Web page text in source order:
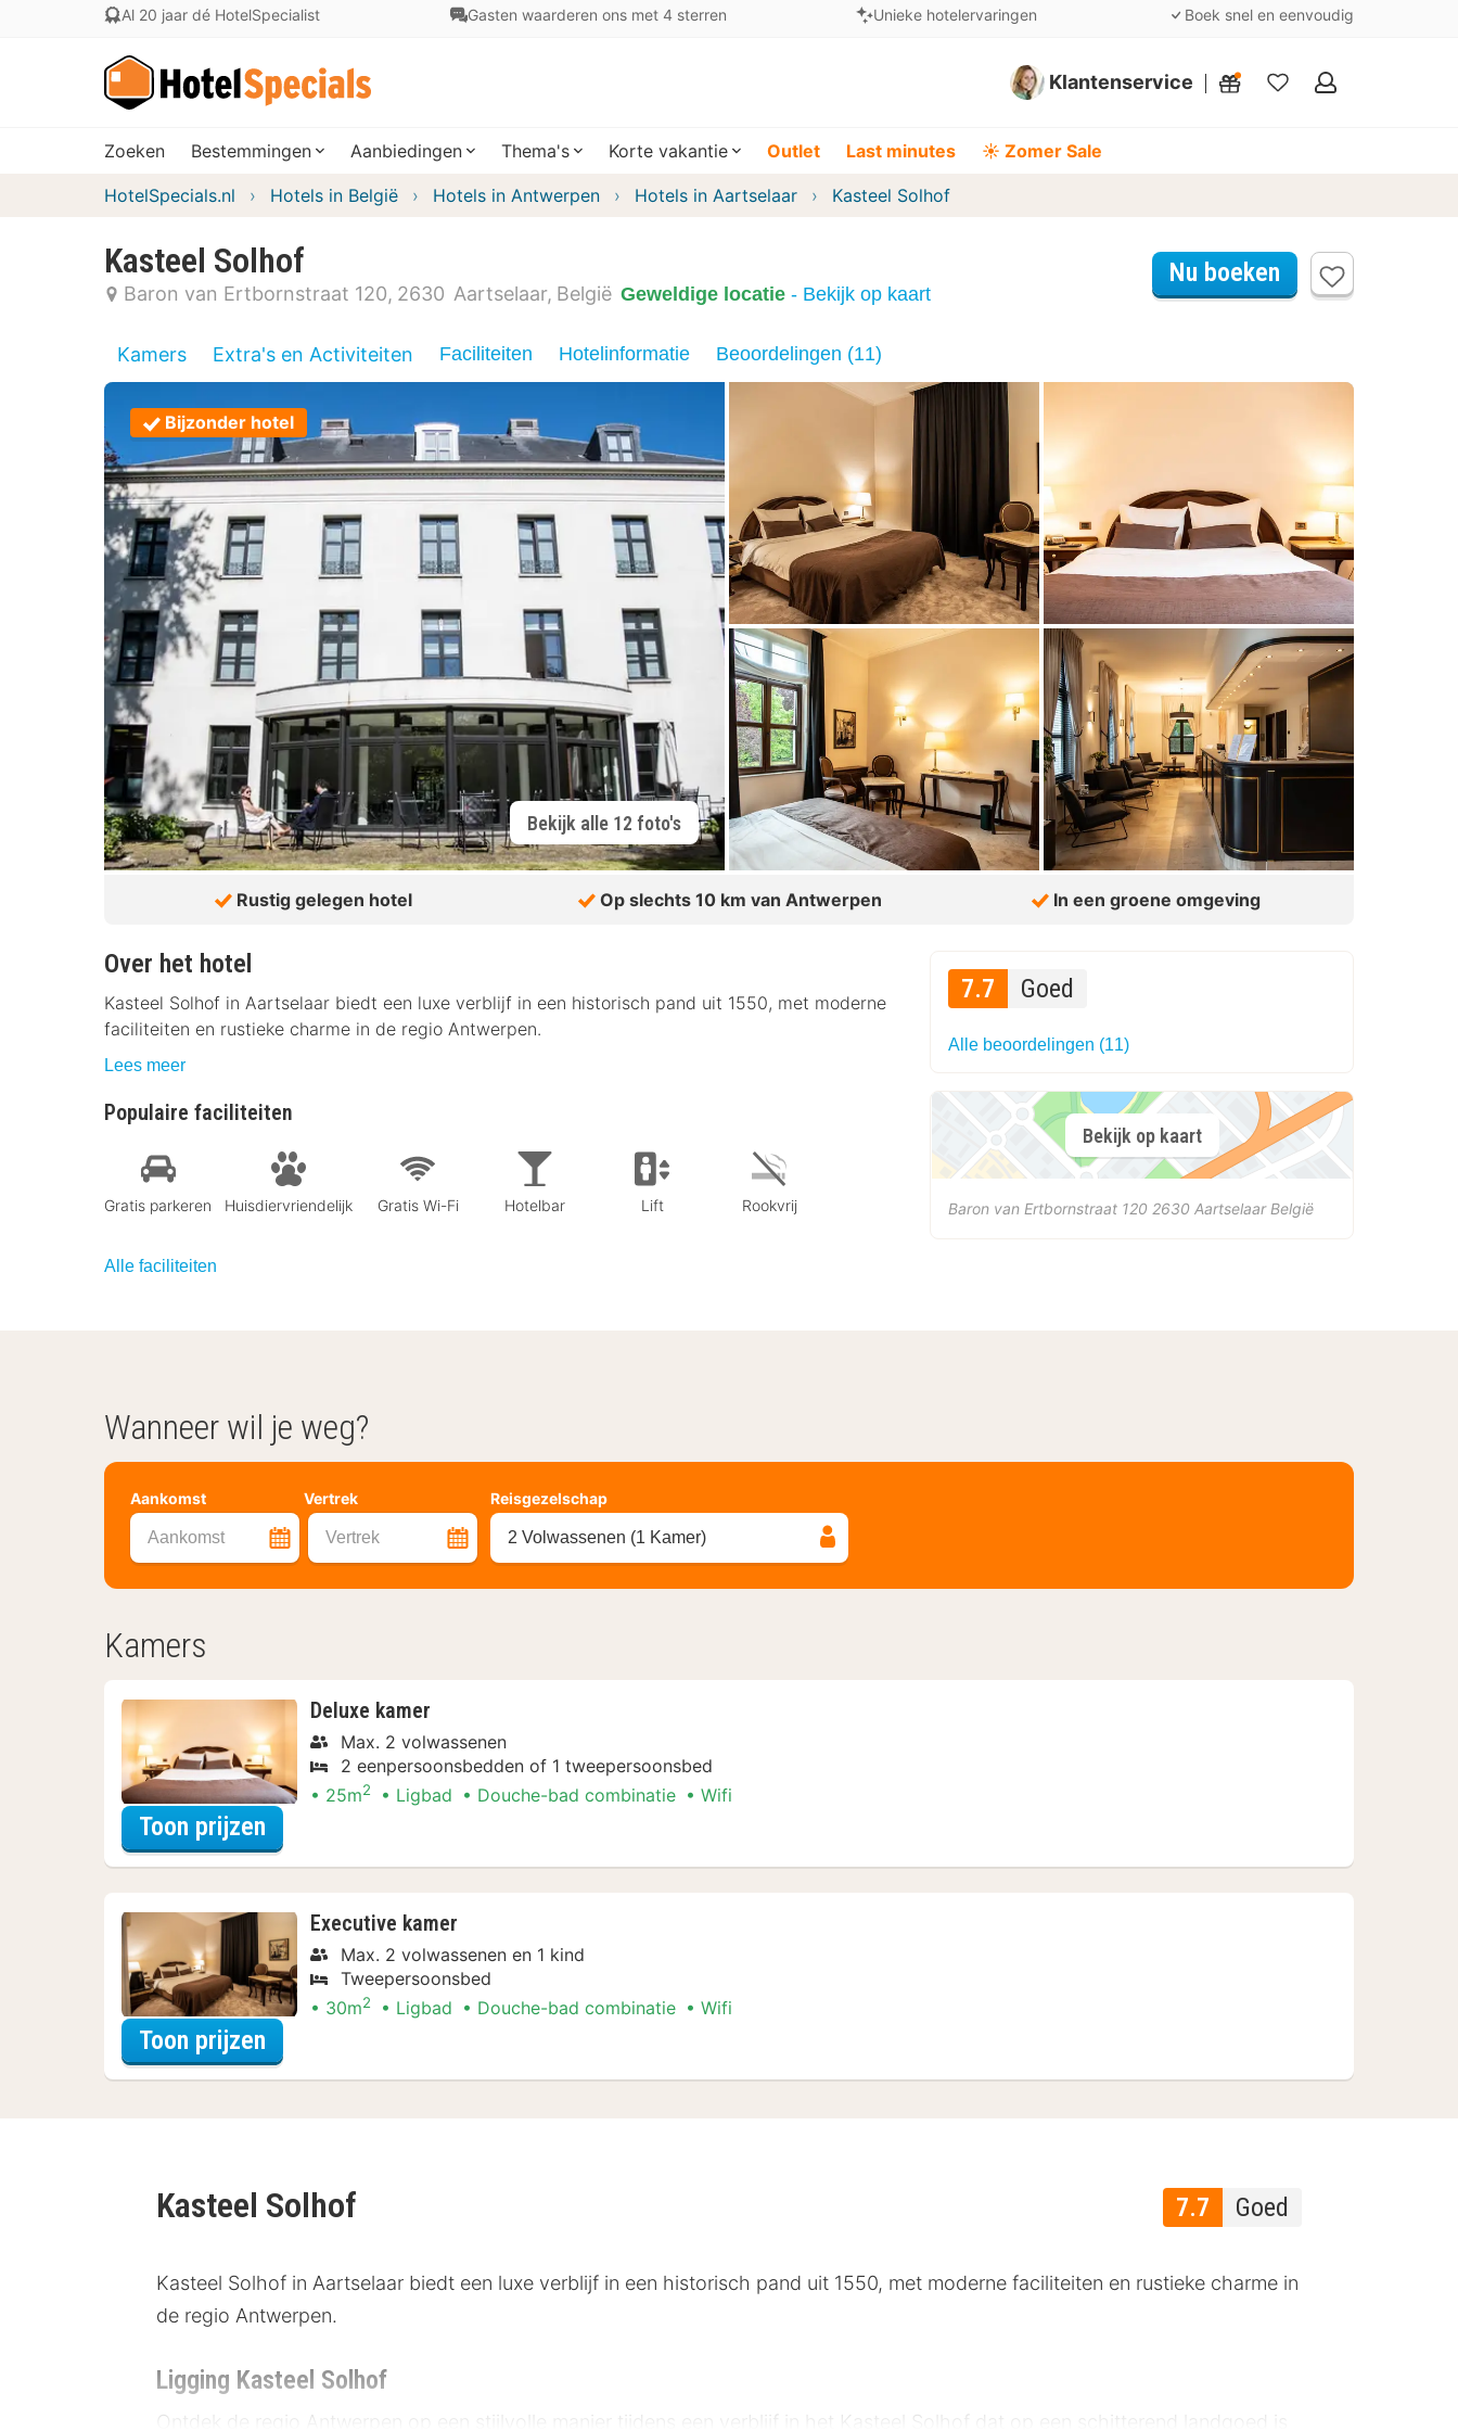
Al 20 jaar dé HotelSpecialist Gasten waarderen ons met 4 sterren Unieke hotelervaringen Boek snel en eenvoudig
Klantenservice
Mijn
Zoeken Bestemmingen Aanbiedingen Thema's Korte vakantie Outlet Last minutes ☀️ Zomer Sale
HotelSpecials.nl Hotels in België Hotels in Antwerpen Hotels in Aartselaar Kasteel Solhof
Kasteel Solhof
Baron van Ertbornstraat 120 2630 Aartselaar België Geweldige locatie - Bekijk op kaart
Nu boeken
Kamers Extra's en Activiteiten Faciliteiten Hotelinformatie Beoordelingen (11)
Bijzonder hotel
Bekijk alle 12 foto's
Rustig gelegen hotel Op slechts 10 km van Antwerpen In een groene omgeving
Over het hotel
Kasteel Solhof in Aartselaar biedt een luxe verblijf in een historisch pand uit 1550, met moderne
faciliteiten en rustieke charme in de regio Antwerpen.
Lees meer
Populaire faciliteiten
Gratis parkeren Huisdiervriendelijk Gratis Wi-Fi Hotelbar Lift Rookvrij
Alle faciliteiten
7.7 Goed
Alle beoordelingen (11)
Bekijk op kaart
Baron van Ertbornstraat 120 2630 Aartselaar België
Wanneer wil je weg?
Aankomst Vertrek
Aankomst Vertrek
Reisgezelschap
2 Volwassenen (1 Kamer)
Kamers
Deluxe kamer
Max. 2 volwassenen
2 eenpersoonsbedden of 1 tweepersoonsbed
25m2 Ligbad Douche-bad combinatie Wifi
Toon prijzen
Executive kamer
Max. 2 volwassenen en 1 kind
Tweepersoonsbed
30m2 Ligbad Douche-bad combinatie Wifi
Toon prijzen
7.7 Goed
Kasteel Solhof
Kasteel Solhof in Aartselaar biedt een luxe verblijf in een historisch pand uit 1550, met moderne faciliteiten en rustieke charme in
de regio Antwerpen.
Ligging Kasteel Solhof
Ontdek de regio Antwerpen op een stijlvolle manier tijdens een verblijf in het Kasteel Solhof dat op een schitterend landgoed is